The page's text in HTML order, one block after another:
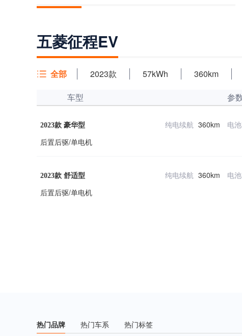
五菱征程EV
全部 2023款 57kWh 360km
车型
参
2023款 豪华型
后置后驱/单电机
纯电续航 360km 电
2023款 舒适型
后置后驱/单电机
纯电续航 360km 电
热门品牌 热门车系 热门标签